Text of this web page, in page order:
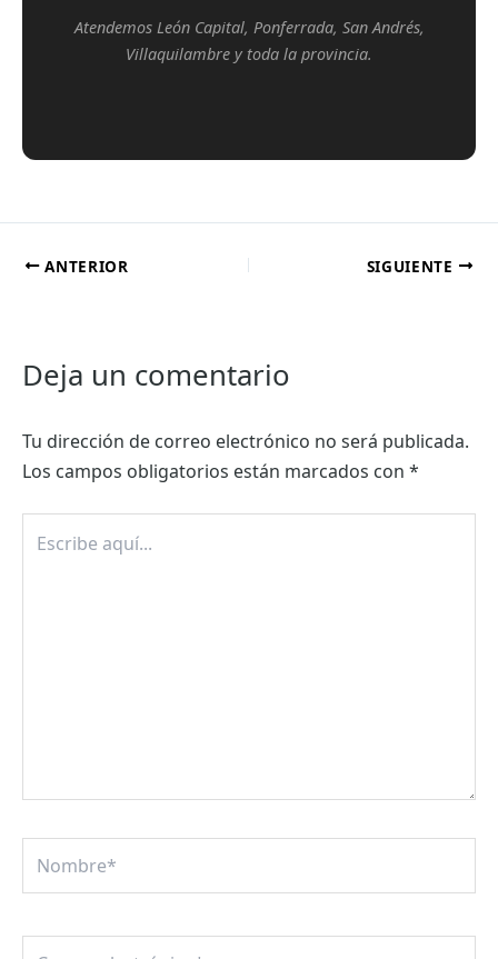
Atendemos León Capital, Ponferrada, San Andrés,
Villaquilambre y toda la provincia.
ANTERIOR SIGUIENTE
Deja un comentario
Tu dirección de correo electrónico no será publicada.
Los campos obligatorios están marcados con *
aquí...